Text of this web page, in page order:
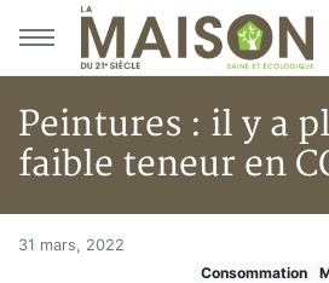
Aller au menu principal
Aller au contenu principal
Peintures : il y a
faible teneur en
Accueil
Peintures : il y a
31 mars, 2022
Consommation